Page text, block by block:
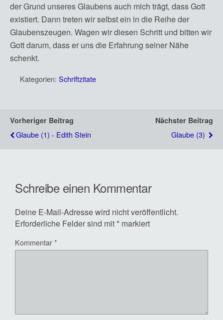
der Grund unseres Glaubens auch mich trägt, dass Gott
existiert. Dann treten wir selbst ein in die Reihe der
Glaubenszeugen. Wagen wir diesen Schritt und bitten wir
Gott darum, dass er uns die Erfahrung seiner Nähe
schenkt.
Kategorien: Schriftzitate
Vorheriger Beitrag
Glaube (1) - Edith Stein
Nächster Beitrag
Glaube (3)
Schreibe einen Kommentar
Deine E-Mail-Adresse wird nicht veröffentlicht.
Erforderliche Felder sind mit * markiert
Kommentar*